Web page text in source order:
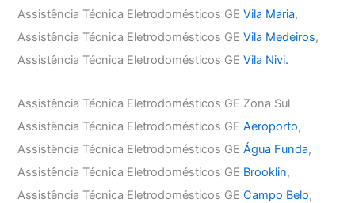
Assistência Técnica Eletrodomésticos GEVila Maria,
Assistência Técnica Eletrodomésticos GEVila Medeiros,
Assistência Técnica Eletrodomésticos GEVila Nivi.
Assistência Técnica Eletrodomésticos GE Zona Sul
Assistência Técnica Eletrodomésticos GEAeroporto,
Assistência Técnica Eletrodomésticos GEÁgua Funda,
Assistência Técnica Eletrodomésticos GE Brooklin,
Assistência Técnica Eletrodomésticos GECampo Belo,